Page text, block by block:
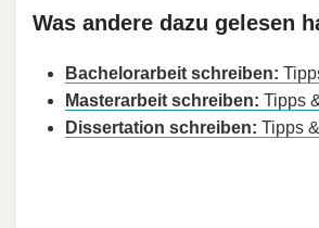
Was andere dazu gelesen
Bachelorarbeit schreiben:
Masterarbeit schreiben: Tipps
Dissertation schreiben: Tipps